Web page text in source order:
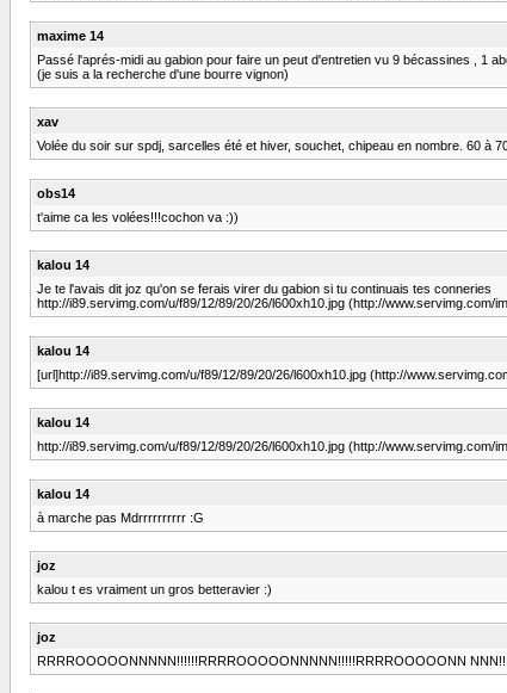
maxime 14
Passé l'aprés-midi au gabion pour faire un peut d'entretien vu 9 bécassines , 1
(je suis a la recherche d'une bourre vignon)
xav
Volée du soir sur spdj, sarcelles été et hiver, souchet, chipeau en nombre. 60 à
obs14
t'aime ca les volées!!!cochon va :))
kalou 14
Je te l'avais dit joz qu'on se ferais virer du gabion si tu continuais tes conneries
http://i89.servimg.com/u/f89/12/89/20/26/l600xh10.jpg (http://www.servimg.com/
kalou 14
[url]http://i89.servimg.com/u/f89/12/89/20/26/l600xh10.jpg (http://
kalou 14
http://i89.servimg.com/u/f89/12/89/20/26/l600xh10.jpg (http://www.servimg.com/
kalou 14
à marche pas Mdrrrrrrrrrr :G
joz
kalou t es vraiment un gros betteravier :)
joz
RRRROOOOONNNNN!!!!!!RRRROOOOONNNNN!!!!!RRRROOOOONN